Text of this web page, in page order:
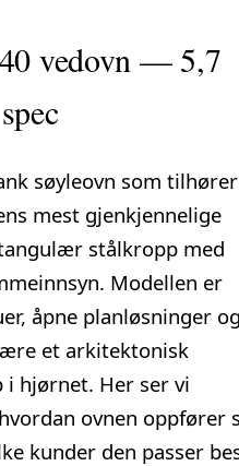
vedovn — 5,7
søyleovn som tilhører
mest gjenkjennelige
stålkropp med
Modellen er
åpne planløsninger
et arkitektonisk
i hjørnet. Her ser vi
ovnen oppfører
kunder den passer